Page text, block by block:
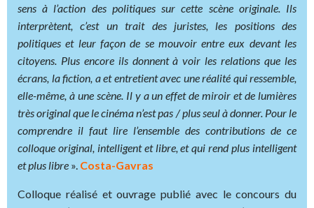
sens à l’action des politiques sur cette scène originale. Ils
interprètent, c’est un trait des juristes, les positions des
politiques et leur façon de se mouvoir entre eux devant les
citoyens. Plus encore ils donnent à voir les relations que les
écrans, la fiction, a et entretient avec une réalité qui ressemble,
elle-même, à une scène. Il y a un effet de miroir et de lumières
très original que le cinéma n’est pas / plus seul à donner. Pour le
comprendre il faut lire l’ensemble des contributions de ce
colloque original, intelligent et libre, et qui rend plus intelligent
et plus libre ». Costa-Gavras
Colloque réalisé et ouvrage publié avec le concours du